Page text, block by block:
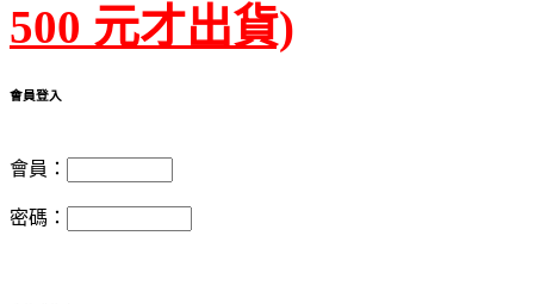
500 元才出貨)
會員登入
會員：
密碼：